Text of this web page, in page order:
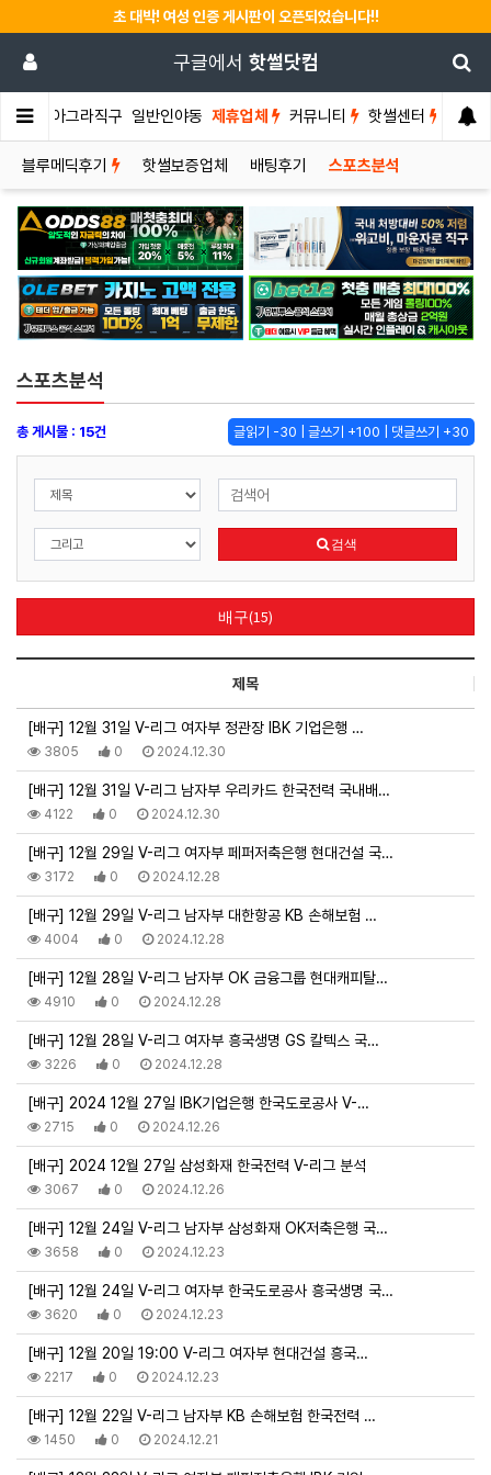
초 대박! 여성 인증 게시판이 오픈되었습니다!!
구글에서 핫썰닷컴
게 비아그라직구 일반인야동 제휴업체 커뮤니티 핫썰센터
블루메딕후기 핫썰보증업체 배팅후기 스포츠분석
스포츠분석
글읽기 -30 | 글쓰기 +100 | 댓글쓰기 +30
총 게시물 : 15건
검색
배구(15)
제목
[배구] 12월 31일 V-리그 여자부 정관장 IBK 기업은행 …
3805 0 2024.12.30
[배구] 12월 31일 V-리그 남자부 우리카드 한국전력 국내배…
4122 0 2024.12.30
[배구] 12월 29일 V-리그 여자부 페퍼저축은행 현대건설 국…
3172 0 2024.12.28
[배구] 12월 29일 V-리그 남자부 대한항공 KB 손해보험 …
4004 0 2024.12.28
[배구] 12월 28일 V-리그 남자부 OK 금융그룹 현대캐피탈…
4910 0 2024.12.28
[배구] 12월 28일 V-리그 여자부 흥국생명 GS 칼텍스 국…
3226 0 2024.12.28
[배구] 2024 12월 27일 IBK기업은행 한국도로공사 V-…
2715 0 2024.12.26
[배구] 2024 12월 27일 삼성화재 한국전력 V-리그 분석
3067 0 2024.12.26
[배구] 12월 24일 V-리그 남자부 삼성화재 OK저축은행 국…
3658 0 2024.12.23
[배구] 12월 24일 V-리그 여자부 한국도로공사 흥국생명 국…
3620 0 2024.12.23
[배구] 12월 20일 19:00 V-리그 여자부 현대건설 흥국…
2217 0 2024.12.23
[배구] 12월 22일 V-리그 남자부 KB 손해보험 한국전력 …
1450 0 2024.12.21